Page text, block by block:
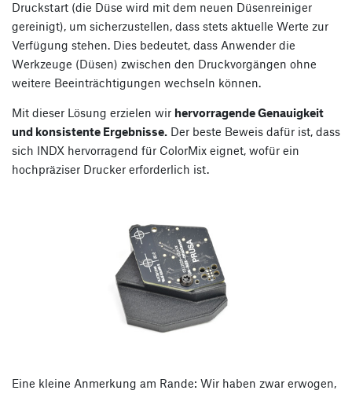
Druckstart (die Düse wird mit dem neuen Düsenreiniger
gereinigt), um sicherzustellen, dass stets aktuelle Werte zur
Verfügung stehen. Dies bedeutet, dass Anwender die
Werkzeuge (Düsen) zwischen den Druckvorgängen ohne
weitere Beeinträchtigungen wechseln können.
Mit dieser Lösung erzielen wir hervorragende Genauigkeit
und konsistente Ergebnisse. Der beste Beweis dafür ist, dass
sich INDX hervorragend für ColorMix eignet, wofür ein
hochpräziser Drucker erforderlich ist.
Eine kleine Anmerkung am Rande: Wir haben zwar erwogen,